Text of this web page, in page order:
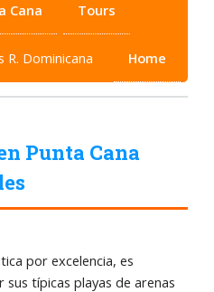
Cana Tours
R. Dominicana Home
Punta Cana
por excelencia, es
típicas playas de arenas